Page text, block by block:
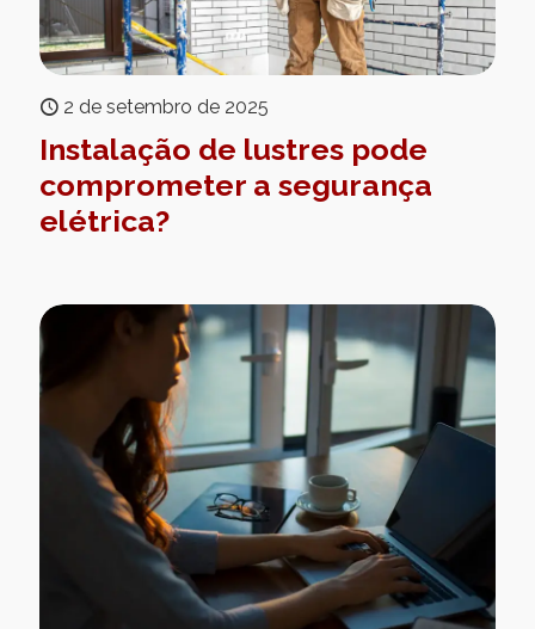
2 de setembro de 2025
Instalação de lustres pode
comprometer a segurança
elétrica?